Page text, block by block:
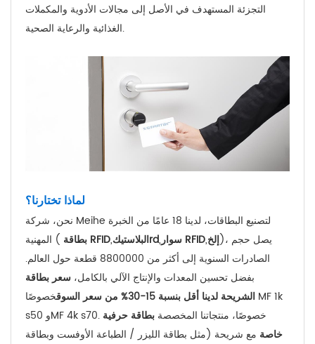
التجزئة المستهدف في الأصل إلى مجالات الأدوية والمكملات
الغذائية والرعاية الصحية.
لماذا تختارنا؟
نحن، شركة Meihe لتصنيع البطاقات، لدينا 18 عامًا من الخبرة
المهنية (
بطاقة RFID,البلاستيكrd, سوار RFID,إلخ)، يصل حجم
الصادرات السنوية إلى أكثر من 8800000 قطعة حول العالم.
بفضل تحسين المعدات والإنتاج الآلي بالكامل، سعر بطاقة
الشريحة لدينا أقل بنسبة 15-30% من سعر السوق
خصوصًا MF 1k
s50 وMF 4k s70. خصوصًا، منتجاتنا المخصصة بطاقة حرفية
خاصة مع شريحة (مثل بطاقة الليزر / الطباعة الأوفست وبطاقة